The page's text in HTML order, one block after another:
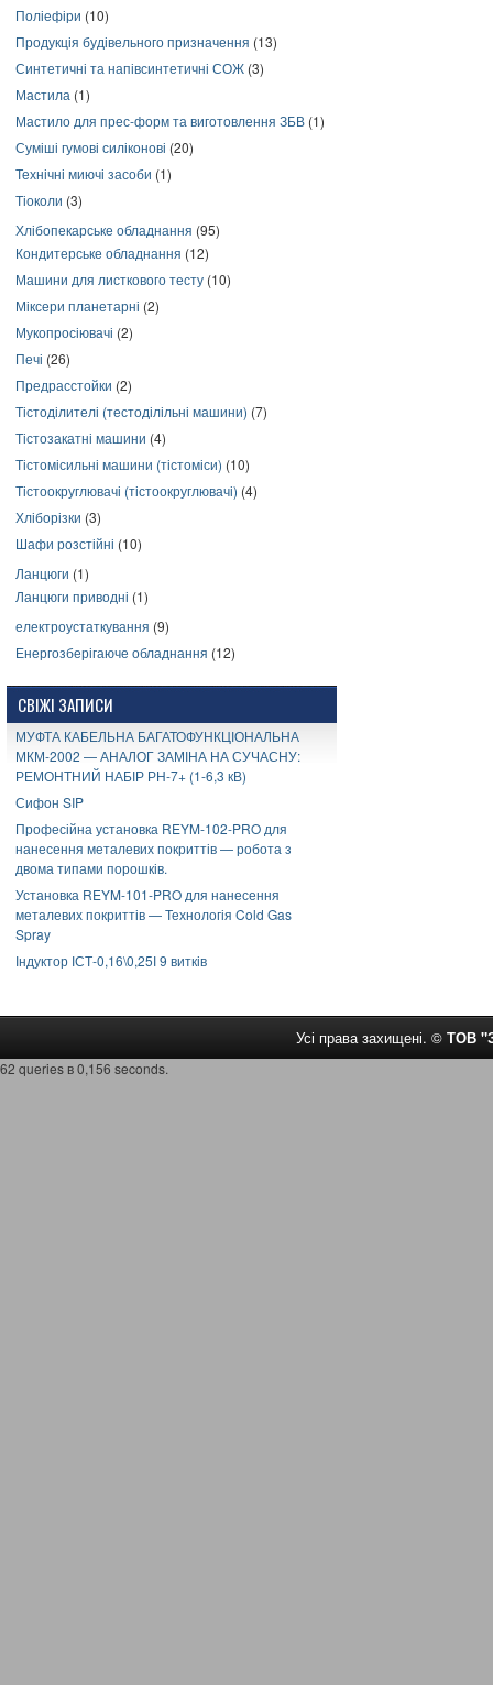
Поліефіри (10)
Продукція будівельного призначення (13)
Синтетичні та напівсинтетичні СОЖ (3)
Мастила (1)
Мастило для прес-форм та виготовлення ЗБВ (1)
Суміші гумові силіконові (20)
Технічні миючі засоби (1)
Тіоколи (3)
Хлібопекарське обладнання (95)
Кондитерське обладнання (12)
Машини для листкового тесту (10)
Міксери планетарні (2)
Мукопросіювачі (2)
Печі (26)
Предрасстойки (2)
Тістоділителі (тестоділільні машини) (7)
Тістозакатні машини (4)
Тістомісильні машини (тістоміси) (10)
Тістоокруглювачі (тістоокруглювачі) (4)
Хліборізки (3)
Шафи розстійні (10)
Ланцюги (1)
Ланцюги приводні (1)
електроустаткування (9)
Енергозберігаюче обладнання (12)
СВІЖІ ЗАПИСИ
МУФТА КАБЕЛЬНА БАГАТОФУНКЦІОНАЛЬНА
МКМ-2002 — АНАЛОГ ЗАМІНА НА СУЧАСНУ:
РЕМОНТНИЙ НАБІР РН-7+ (1-6,3 кВ)
Сифон SIP
Професійна установка REYM-102-PRO для
нанесення металевих покриттів — робота з
двома типами порошків.
Установка REYM-101-PRO для нанесення
металевих покриттів — Технологія Cold Gas
Spray
Індуктор ІСТ-0,16\0,25І 9 витків
Усі права захищені. © ТОВ
62 queries в 0,156 seconds.